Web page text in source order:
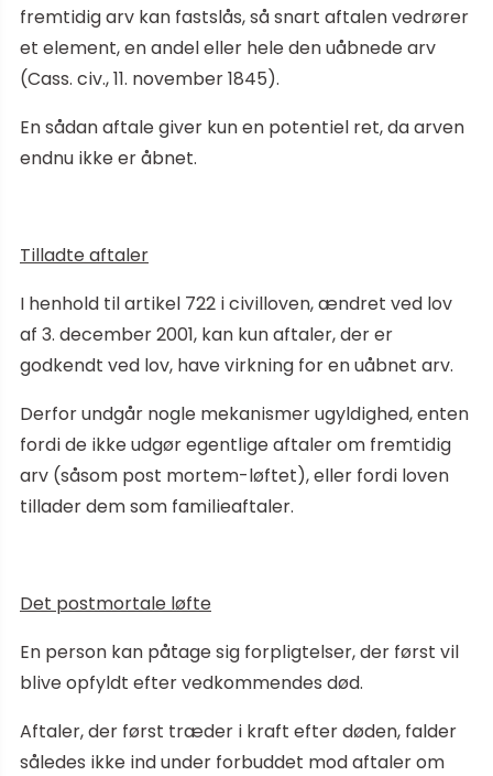
fremtidig arv kan fastslås, så snart aftalen vedrører
et element, en andel eller hele den uåbnede arv
(Cass. civ., 11. november 1845).
En sådan aftale giver kun en potentiel ret, da arven
endnu ikke er åbnet.
Tilladte aftaler
I henhold til artikel 722 i civilloven, ændret ved lov
af 3. december 2001, kan kun aftaler, der er
godkendt ved lov, have virkning for en uåbnet arv.
Derfor undgår nogle mekanismer ugyldighed, enten
fordi de ikke udgør egentlige aftaler om fremtidig
arv (såsom post mortem-løftet), eller fordi loven
tillader dem som familieaftaler.
Det postmortale løfte
En person kan påtage sig forpligtelser, der først vil
blive opfyldt efter vedkommendes død.
Aftaler, der først træder i kraft efter døden, falder
således ikke ind under forbuddet mod aftaler om